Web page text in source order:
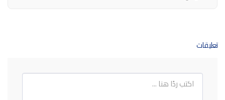
تعليقات